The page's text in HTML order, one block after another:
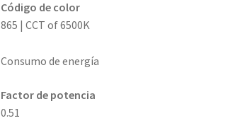
Código de color
865 | CCT of 6500K
Consumo de energía
Factor de potencia
0.51